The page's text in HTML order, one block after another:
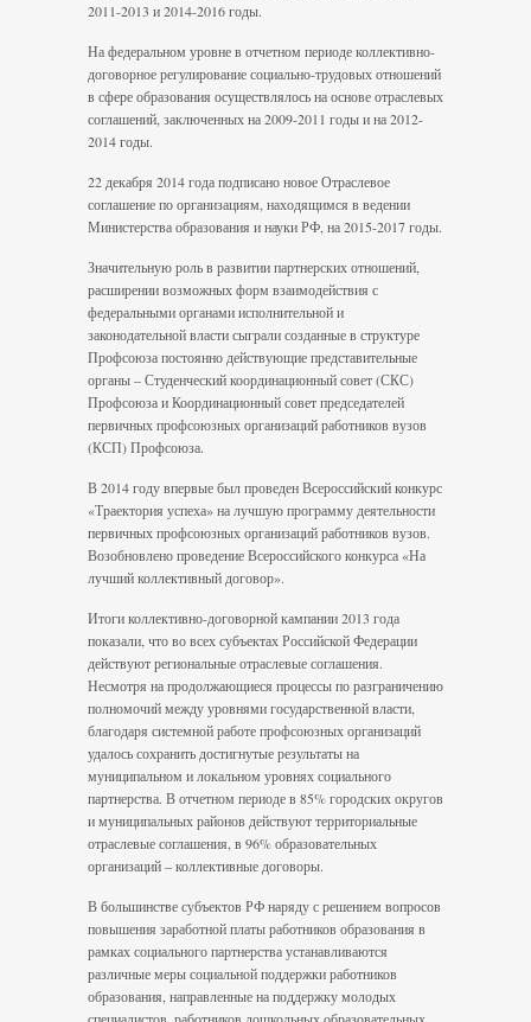
2011-2013 и 2014-2016 годы.
На федеральном уровне в отчетном периоде коллективно-
договорное регулирование социально-трудовых отношений
в сфере образования осуществлялось на основе отраслевых
соглашений, заключенных на 2009-2011 годы и на 2012-
2014 годы.
22 декабря 2014 года подписано новое Отраслевое
соглашение по организациям, находящимся в ведении
Министерства образования и науки РФ, на 2015-2017 годы.
Значительную роль в развитии партнерских отношений,
расширении возможных форм взаимодействия с
федеральными органами исполнительной и
законодательной власти сыграли созданные в структуре
Профсоюза постоянно действующие представительные
органы – Студенческий координационный совет (СКС)
Профсоюза и Координационный совет председателей
первичных профсоюзных организаций работников вузов
(КСП) Профсоюза.
В 2014 году впервые был проведен Всероссийский конкурс
«Траектория успеха» на лучшую программу деятельности
первичных профсоюзных организаций работников вузов.
Возобновлено проведение Всероссийского конкурса «На
лучший коллективный договор».
Итоги коллективно-договорной кампании 2013 года
показали, что во всех субъектах Российской Федерации
действуют региональные отраслевые соглашения.
Несмотря на продолжающиеся процессы по разграничению
полномочий между уровнями государственной власти,
благодаря системной работе профсоюзных организаций
удалось сохранить достигнутые результаты на
муниципальном и локальном уровнях социального
партнерства. В отчетном периоде в 85% городских округов
и муниципальных районов действуют территориальные
отраслевые соглашения, в 96% образовательных
организаций – коллективные договоры.
В большинстве субъектов РФ наряду с решением вопросов
повышения заработной платы работников образования в
рамках социального партнерства устанавливаются
различные меры социальной поддержки работников
образования, направленные на поддержку молодых